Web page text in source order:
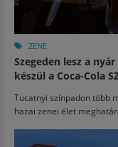
ZENE
Szegeden lesz a
készül a Coca-Cola
Tucatnyi színpadon több
hazai zenei élet